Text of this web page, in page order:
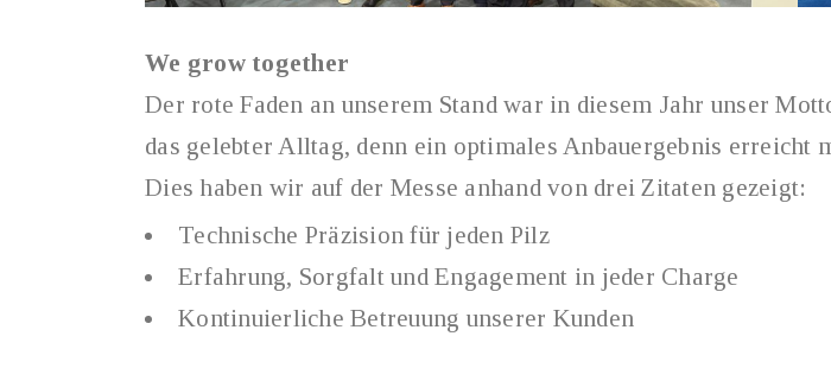
We grow together
Der rote Faden an unserem Stand war in diesem Jahr unser
das gelebter Alltag, denn ein optimales Anbauergebnis erreicht
Dies haben wir auf der Messe anhand von drei Zitaten gezeigt:
Technische Präzision für jeden Pilz
Erfahrung, Sorgfalt und Engagement in jeder Charge
Kontinuierliche Betreuung unserer Kunden